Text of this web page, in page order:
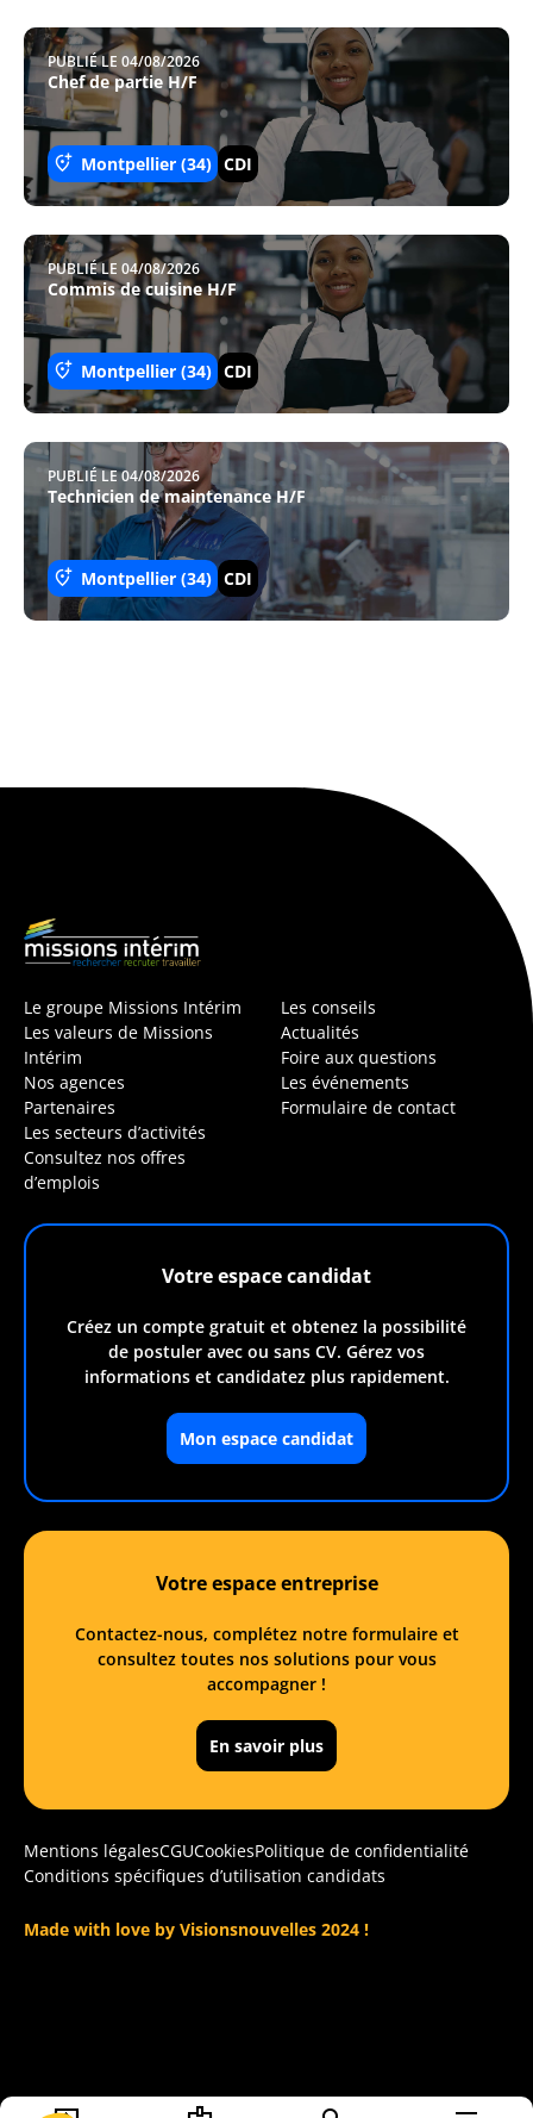
PUBLIÉ LE 04/08/2026
Chef de partie H/F
Montpellier (34) CDI
PUBLIÉ LE 04/08/2026
Commis de cuisine H/F
Montpellier (34) CDI
PUBLIÉ LE 04/08/2026
Technicien de maintenance H/F
Montpellier (34) CDI
Le groupe Missions Intérim
Les valeurs de Missions
Intérim
Nos agences
Partenaires
Les secteurs d’activités
Consultez nos offres
d’emplois
Les conseils
Actualités
Foire aux questions
Les événements
Formulaire de contact
Votre espace candidat
Créez un compte gratuit et obtenez la possibilité
de postuler avec ou sans CV. Gérez vos
informations et candidatez plus rapidement.
Mon espace candidat
Votre espace entreprise
Contactez-nous, complétez notre formulaire et
consultez toutes nos solutions pour vous
accompagner !
En savoir plus
Mentions légalesCGUCookiesPolitique de confidentialité
Conditions spécifiques d’utilisation candidats
Made with love by Visionsnouvelles 2024 !